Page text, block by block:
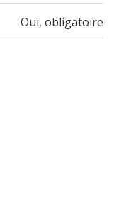
Oui, obligatoire